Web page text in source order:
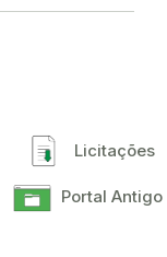
Licitações
Portal Antigo